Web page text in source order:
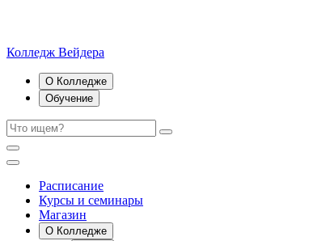
Колледж Вейдера
О Колледже
Обучение
Расписание
Курсы и семинары
Магазин
О Колледже